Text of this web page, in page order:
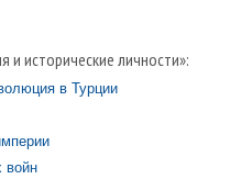
и исторические личности»:
в Турции
войн